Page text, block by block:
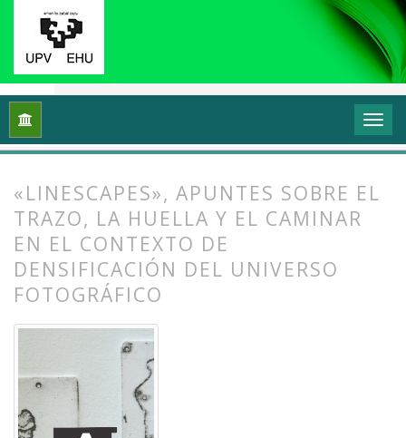
Inicio Vol. 11 Núm. 1 (2023): Grafika: Prácticas y
«LINESCAPES», APUNTES SOBRE EL
TRAZO, LA HUELLA Y EL CAMINAR
EN EL CONTEXTO DE
DENSIFICACIÓN DEL UNIVERSO
FOTOGRÁFICO